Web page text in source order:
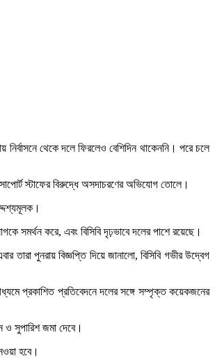
থেকে দলে ফিরলেও বেশিদিন থাকেননি। পরে চলে
স্টাফের বিরুদ্ধে অসদাচরণের অভিযোগ তোলে।
সমর্থন করে, এবং বিসিবি দৃঢ়ভাবে দলের পাশে রয়েছে।
পুনরায় বিজ্ঞপ্তি দিয়ে জানালো, বিসিবি গভীর উদ্বেগ
প্রকাশিত প্রতিবেদনে দলের সঙ্গে সম্পৃক্ত কয়েকজনের
ও সুপারিশ জমা দেবে।
হবে।